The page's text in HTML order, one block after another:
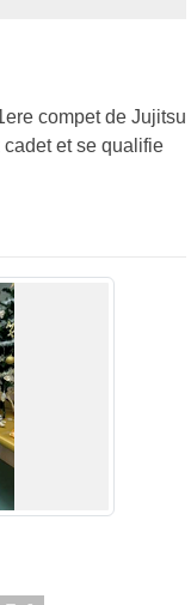
compet de Jujitsu
et se qualifie